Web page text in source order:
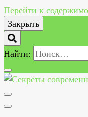
Перейти к
Закрыть
Найти:
Секреты современной женщины
Как всегда быть